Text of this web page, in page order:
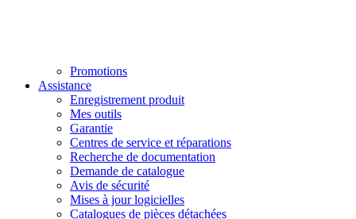
Promotions
Assistance
Enregistrement produit
Mes outils
Garantie
Centres de service et réparations
Recherche de documentation
Demande de catalogue
Avis de sécurité
Mises à jour logicielles
Catalogues de pièces détachées